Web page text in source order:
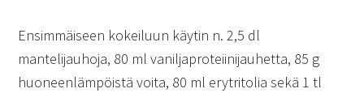
Ensimmäiseen kokeiluun käytin n. 2,5 dl
mantelijauhoja, 80 ml vaniljaproteiinijauhetta, 85 g
huoneenlämpöistä voita, 80 ml erytritolia sekä 1 tl